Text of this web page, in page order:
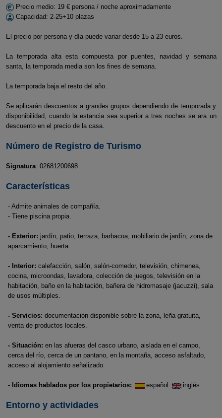
Precio medio: 19 € persona / noche aproximadamente
Capacidad: 2-25+10 plazas
El precio por persona y día puede variar desde 15 a 23 euros.
La temporada alta esta compuesta por puentes, navidad y semana
santa, la temporada media son los fines de semana.
La temporada baja el resto del año.
Se aplicarán descuentos a grandes grupos dependiendo de temporada y
disponibilidad, cuando la estancia sea superior a tres noches se ara un
descuento en el precio de la casa.
Número de Registro de Turismo
Signatura: 02681200698
Características
- Admite animales de compañía.
- Tiene piscina propia.
- Exterior: jardín, patio, terraza, barbacoa, mobiliario de jardín, zona de
aparcamiento, huerta.
- Interior: calefacción, salón, salón-comedor, televisión, chimenea,
cocina, microondas, lavadora, colección de juegos, televisión en la
habitación, baño en la habitación, bañera de hidromasaje (jacuzzi), sala
de usos múltiples.
- Servicios: documentación disponible sobre la zona, leña gratuita,
venta de productos locales.
- Situación: en las afueras del casco urbano, aislada en el campo,
cerca del río, cerca de un pantano, en la montaña, acceso asfaltado,
acceso al alojamiento señalizado.
- Idiomas hablados por los propietarios: español inglés
Entorno y actividades